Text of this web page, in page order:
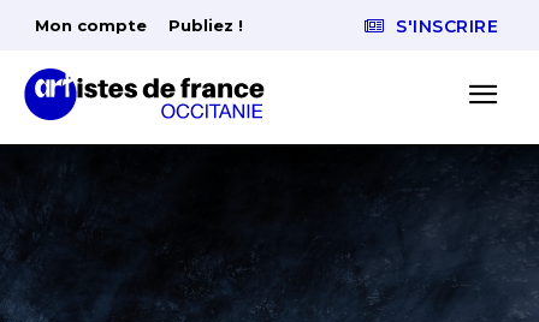
Mon compte Publiez ! S'INSCRIRE